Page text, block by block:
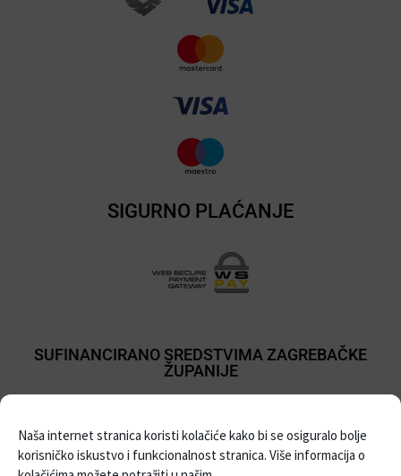
Naša internet stranica koristi kolačiće kako bi se osiguralo bolje
korisničko iskustvo i funkcionalnost stranica. Više informacija o
SIGURNO PLAĆANJE
SUFINANCIRANO SREDSTVIMA ZAGREBAČKE
ŽUPANIJE